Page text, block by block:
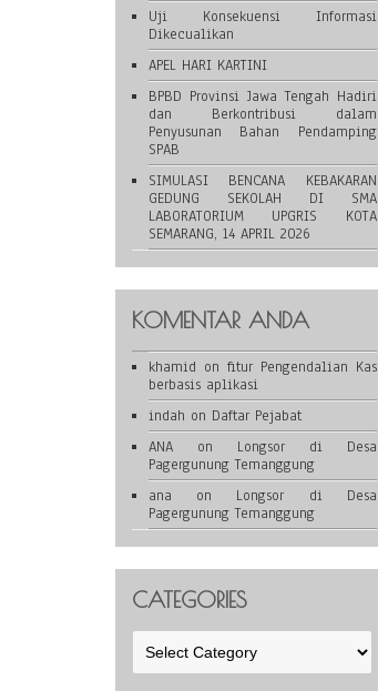
Uji Konsekuensi Informasi
Dikecualikan
APEL HARI KARTINI
BPBD Provinsi Jawa Tengah Hadiri
dan Berkontribusi dalam
Penyusunan Bahan Pendamping
SPAB
SIMULASI BENCANA KEBAKARAN
GEDUNG SEKOLAH DI SMA
LABORATORIUM UPGRIS KOTA
SEMARANG, 14 APRIL 2026
KOMENTAR ANDA
khamid on fitur Pengendalian Kas
berbasis aplikasi
indah on Daftar Pejabat
ANAon Longsor di Desa
Pagergunung Temanggung
ana on Longsor di Desa
Pagergunung Temanggung
CATEGORIES
Categories